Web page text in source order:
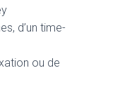
d’un time-
ou de